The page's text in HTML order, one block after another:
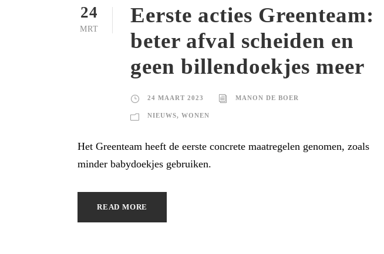
24
MRT
Eerste acties Greenteam:
beter afval scheiden en
geen billendoekjes meer
24 MAART 2023 MANON DE BOER
NIEUWS, WONEN
Het Greenteam heeft de eerste concrete maatregelen genomen, zoals
minder babydoekjes gebruiken.
READ MORE